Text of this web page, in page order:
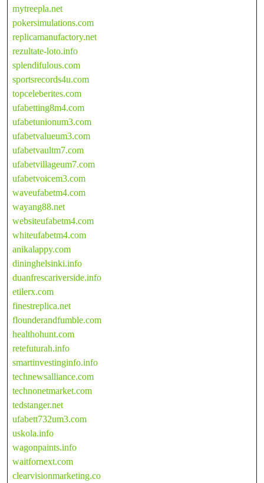
mytreepla.net
pokersimulations.com
replicamanufactory.net
rezultate-loto.info
splendifulous.com
sportsrecords4u.com
topceleberites.com
ufabetting8m4.com
ufabetunionum3.com
ufabetvalueum3.com
ufabetvaultm7.com
ufabetvillageum7.com
ufabetvoicem3.com
waveufabetm4.com
wayang88.net
websiteufabetm4.com
whiteufabetm4.com
anikalappy.com
dininghelsinki.info
duanfrescariverside.info
etilerx.com
finestreplica.net
flounderandfumble.com
healthohunt.com
retefuturah.info
smartinvestinginfo.info
technewsalliance.com
technonetmarket.com
tedstanger.net
ufabett732um3.com
uskola.info
wagonpaints.info
waitfornext.com
clearvisionmarketing.co